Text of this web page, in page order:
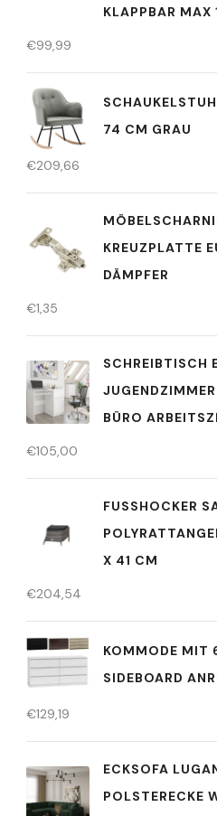
KLAPPBAR MAX
€99,99
74 CM GRAU
€209,66
KREUZPLATTE
DÄMPFER
€1,35
SCHREIBTISCH
BÜRO
€105,00
FUSSHOCKER
41 CM
€204,54
KOMMODE MIT
SIDEBOARD
€129,19
ECKSOFA
POLSTERECKE